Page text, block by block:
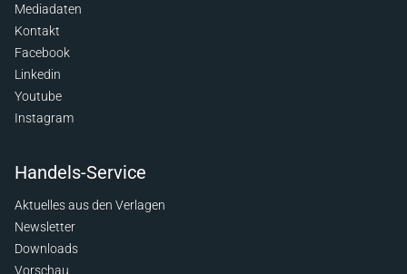
Mediadaten
Kontakt
Facebook
Linkedin
Youtube
Instagram
Handels-Service
Aktuelles aus den Verlagen
Newsletter
Downloads
Vorschau